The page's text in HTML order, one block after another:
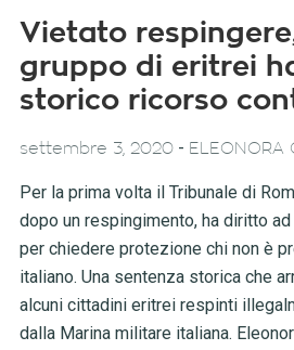
Vietato
gruppo di eritrei
storico ricorso
settembre 3, 2020- ELEONORA
Per la prima volta il Tribunale di
dopo un respingimento, ha diritto
per chiedere protezione chi non è
italiano. Una sentenza storica che
alcuni cittadini eritrei respinti
dalla Marina militare italiana.